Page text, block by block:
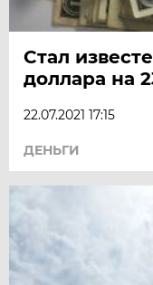
Стал
доллара на
22.07.2021 17:15
ДЕНЬГИ